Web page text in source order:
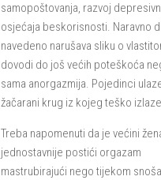
samopoštovanja, razvoj
osjećaja beskorisnosti. Naravno
navedeno narušava sliku o
dovodi do još većih poteškoća
sama anorgazmija. Pojedinci
žačarani krug iz kojeg teško
Treba napomenuti da je većini
jednostavnije postići orgazam
mastrubirajući nego tijekom